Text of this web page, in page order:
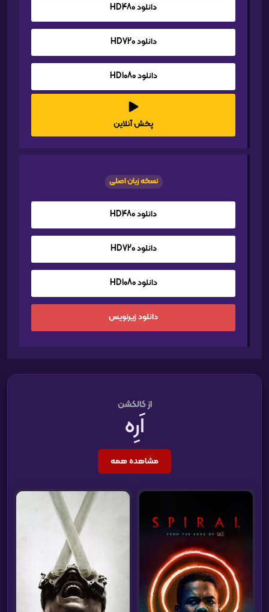
دانلود HD480
دانلود HD720
دانلود HD1080
پخش آنلاین
نسخه زبان اصلی
دانلود HD480
دانلود HD720
دانلود HD1080
دانلود زیرنویس
از کالکشن
اَرِه
مشاهده همه